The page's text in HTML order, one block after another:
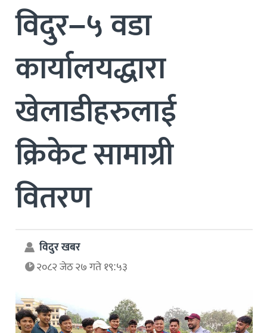
विदुर–५ वडा
कार्यालयद्धारा
खेलाडीहरुलाई
क्रिकेट सामाग्री
वितरण
विदुर खबर
२०८२ जेठ २७ गते १९:५३